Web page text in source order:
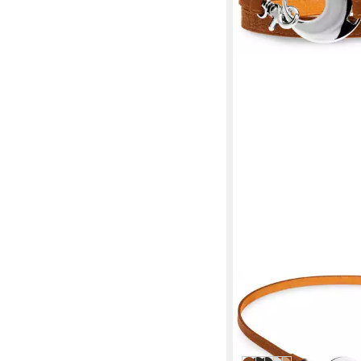
CASPAR
Taillengürtel GU277
eleganter Damen
24,95 €
in 2-3 Werktagen bei dir